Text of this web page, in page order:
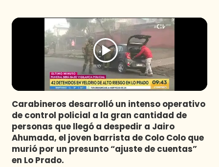
Carabineros desarrolló un intenso operativo
de control policial a la gran cantidad de
personas que llegó a despedir a Jairo
Ahumada, el joven barrista de Colo Colo que
murió por un presunto “ajuste de cuentas”
en Lo Prado.
Programas
Club De La Comedia
Contigo en Directo
Plan Perfecto
El Tiempo
Sabingo
Todos Los Programas